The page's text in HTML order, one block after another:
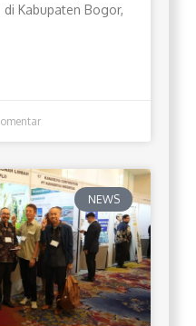
Kabupaten Bogor,
NEWS